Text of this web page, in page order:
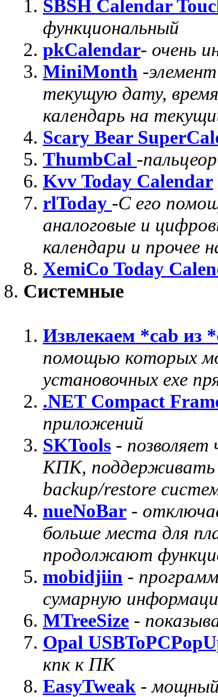
SBSH Calendar
функциональный
pkCalendar- очень
MiniMonth -
текущую дату,
календарь на
Scary Bear
ThumbCal -
Kvv Today Calendar
rlToday -С его
аналоговые и
календари и прочее
XemiCo Today
Системные
Извлекаем *cab из
помощью которых
установочных exe
.NET Compact
приложений
SKTools -
КПК, поддерживать
backup/restore
nueNoBar -
больше места для
продолжают
mobidjiin -
сумарную
MTreeSize -
Opal
кпк к ПК
EasyTweak -